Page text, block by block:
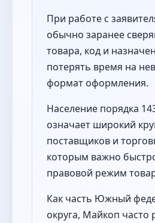
При работе с
обычно заранее
товара, код и
потерять время на
формат оформления.
Население порядка
означает широкий
поставщиков и
которым важно
правовой режим
Как часть Южный
округа, Майкоп часто